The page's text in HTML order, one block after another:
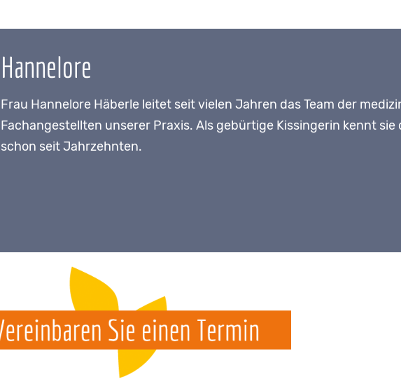
Hannelore
Frau Hannelore Häberle leitet seit vielen Jahren das Team der
Fachangestellten unserer Praxis. Als gebürtige Kissingerin kennt sie
schon seit Jahrzehnten.